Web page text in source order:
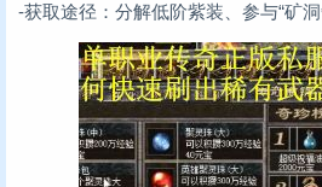
-获取途径：分解低阶紫装、参与“矿洞